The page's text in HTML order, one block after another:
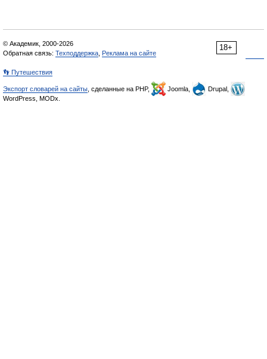
18+
© Академик, 2000-2026
Обратная связь: Техподдержка Реклама на сайте
👣 Путешествия
Экспорт словарей на сайты , сделанные на PHP, Joomla,
Drupal,
WordPress, MODx.